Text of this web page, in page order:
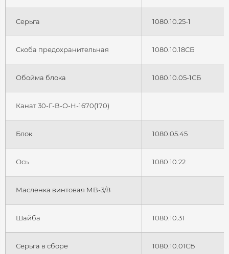
Серьга 1080.10.25-1
Скоба предохранительная 1080.10.18СБ
Обойма блока 1080.10.05-1СБ
Канат 30-Г-В-О-Н-1670(170)
Блок 1080.05.45
Ось 1080.10.22
Масленка винтовая МВ-3/8
Шайба 1080.10.31
Серьга в сборе 1080.10.01СБ